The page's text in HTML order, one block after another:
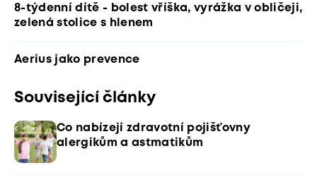
8-týdenní dítě - bolest vříška, vyrážka v obličeji,
zelená stolice s hlenem
Aerius jako prevence
Související články
Co nabízejí zdravotní pojišťovny
alergikům a astmatikům